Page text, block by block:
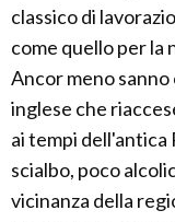
classico di
come quello per la
Ancor meno
inglese che
ai tempi dell'antica
scialbo, poco
vicinanza della